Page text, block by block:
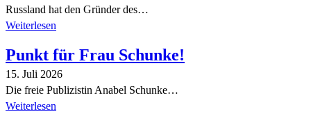
Russland hat den Gründer des…
Weiterlesen
Punkt für Frau Schunke!
15. Juli 2026
Die freie Publizistin Anabel Schunke…
Weiterlesen